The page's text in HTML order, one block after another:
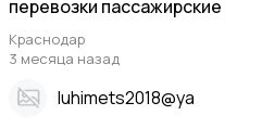
перевозки пассажирские
Краснодар
3 месяца назад
Iuhimets2018@ya